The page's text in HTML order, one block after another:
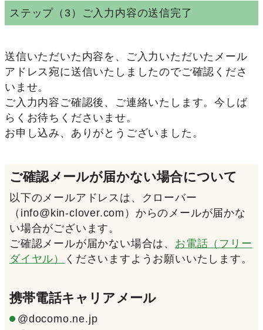
ステップ（3） ご入力内容の送信完了
送信いただいた内容を、ご入力いただいたメール
アドレス宛に送信いたしましたのでご確認くださ
いませ。
ご入力内容ご確認後、ご連絡いたします。今しば
らくお待ちくださいませ。
お申し込み、ありがとうございました。
ご確認メールが届かない場合について
以下のメールアドレスは、クローバー
（info@kin-clover.com）からのメールが届かな
い場合がございます。
ご確認メールが届かない場合は、 お電話（フリー
ダイヤル）
くださいますようお願いいたします。
携帯電話キャリアメール
@docomo.ne.jp